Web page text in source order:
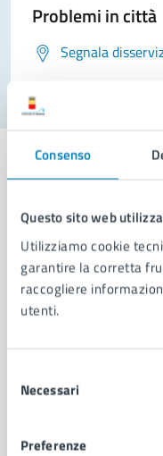
Consenso
Questo sito web
Utilizziamo cookie
garantire la corretta
raccogliere
utenti.
delNecessari
Preferenze
Problemi in città
Segnala
Comune di
AMMINISTRAZIONE
Aree amministrative
Enti e fondazioni
Personale amministrativo